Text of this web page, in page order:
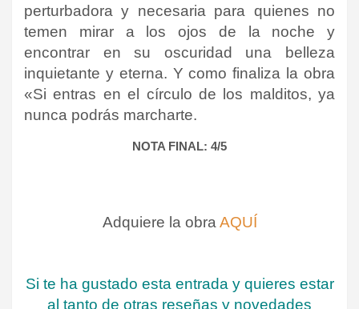
perturbadora y necesaria para quienes no
temen mirar a los ojos de la noche y
encontrar en su oscuridad una belleza
inquietante y eterna. Y como finaliza la obra
«Si entras en el círculo de los malditos, ya
nunca podrás marcharte.
NOTA FINAL: 4/5
Adquiere la obraAQUÍ
Si te ha gustado esta entrada y quieres estar
al tanto de otras reseñas y novedades